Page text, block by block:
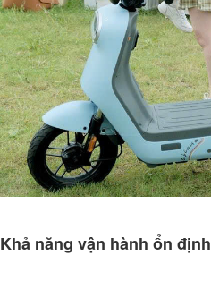
Khả năng vận hành ổn định